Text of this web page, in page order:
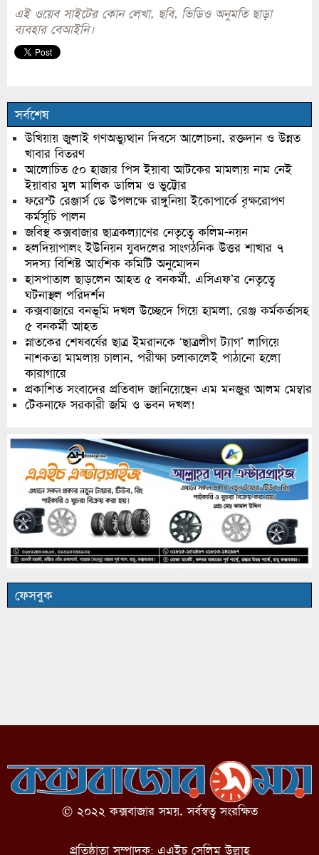
এই ওয়েব সাইটের কোন লেখা, ছবি, ভিডিও অনুমতি ছাড়া
ব্যবহার বেআইনি।
সর্বশেষ
উখিয়ায় জুলাই গণঅভ্যুত্থান দিবসে আলোচনা, রক্তদান ও উন্নত
খাবার বিতরণ
আলোচিত ৫০ হাজার পিস ইয়াবা আটকের মামলায় নাম নেই
ইয়াবার মুল মালিক ডালিম ও ভুট্টোর
ফরেস্ট রেঞ্জার্স ডে উপলক্ষে রাঙ্গুনিয়া ইকোপার্কে বৃক্ষরোপণ
কর্মসূচি পালন
জবিস্থ কক্সবাজার ছাত্রকল্যাণের নেতৃত্বে কলিম-নয়ন
হলদিয়াপালং ইউনিয়ন যুবদলের সাংগঠনিক উত্তর শাখার ৭
সদস্য বিশিষ্ট আংশিক কমিটি অনুমোদন
হাসপাতাল ছাড়লেন আহত ৫ বনকর্মী, এসিএফ’র নেতৃত্বে
ঘটনাস্থল পরিদর্শন
কক্সবাজারে বনভূমি দখল উচ্ছেদে গিয়ে হামলা, রেঞ্জ কর্মকর্তাসহ
৫ বনকর্মী আহত
স্নাতকের শেষবর্ষের ছাত্র ইমরানকে ‘ছাত্রলীগ ট্যাগ’ লাগিয়ে
নাশকতা মামলায় চালান, পরীক্ষা চলাকালেই পাঠানো হলো
কারাগারে
প্রকাশিত সংবাদের প্রতিবাদ জানিয়েছেন এম মনজুর আলম মেম্বার
টেকনাফে সরকারী জমি ও ভবন দখল!
ফেসবুক
© ২০২২ কক্সবাজার সময়, সর্বস্বত্ব সংরক্ষিত
প্রতিষ্ঠাতা সম্পাদক: এএইচ সেলিম উল্লাহ